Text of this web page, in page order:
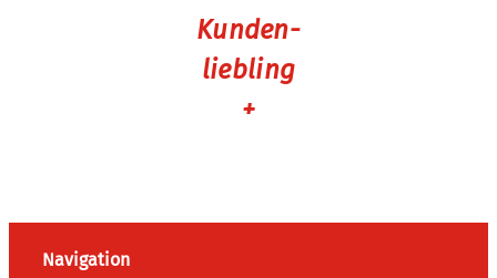
Kunden-
liebling
+
Navigation